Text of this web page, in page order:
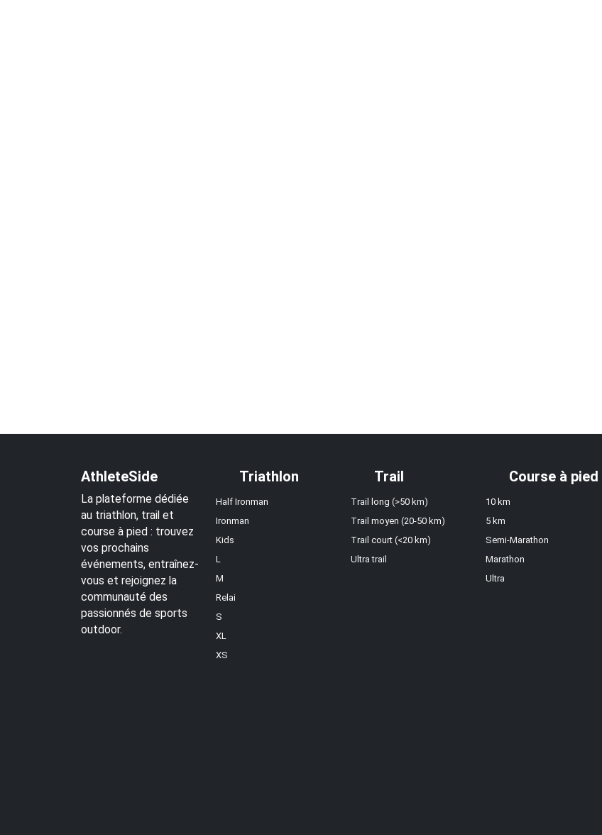
AthleteSide
La plateforme dédiée
au triathlon, trail et
course à pied : trouvez
vos prochains
événements, entraînez-
vous et rejoignez la
communauté des
passionnés de sports
outdoor.
Triathlon
Half Ironman
Ironman
Kids
L
M
Relai
S
XL
XS
Trail
Trail long (>50 km)
Trail moyen (20-50 km)
Trail court (<20 km)
Ultra trail
Course à pied
10 km
5 km
Semi-Marathon
Marathon
Ultra